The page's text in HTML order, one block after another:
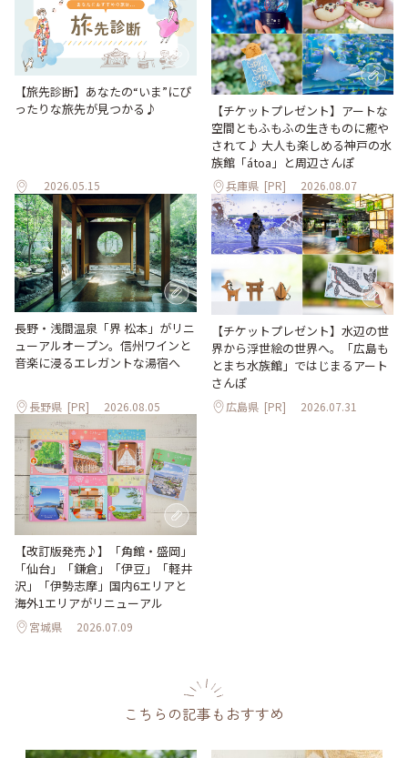
【旅先診断】あなたの“いま”にぴ
ったりな旅先が見つかる♪
2026.05.15
【チケットプレゼント】アートな
空間ともふもふの生きものに癒や
されて♪ 大人も楽しめる神戸の水
族館「átoa」と周辺さんぽ
兵庫県 [PR] 2026.08.07
長野・浅間温泉「界 松本」がリニ
ューアルオープン。信州ワインと
音楽に浸るエレガントな湯宿へ
長野県 [PR] 2026.08.05
【チケットプレゼント】水辺の世
界から浮世絵の世界へ。「広島も
とまち水族館」ではじまるアート
さんぽ
広島県 [PR] 2026.07.31
【改訂版発売♪】「角館・盛岡」
「仙台」「鎌倉」「伊豆」「軽井
沢」「伊勢志摩」国内6エリアと
海外1エリアがリニューアル
宮城県 2026.07.09
こちらの記事もおすすめ